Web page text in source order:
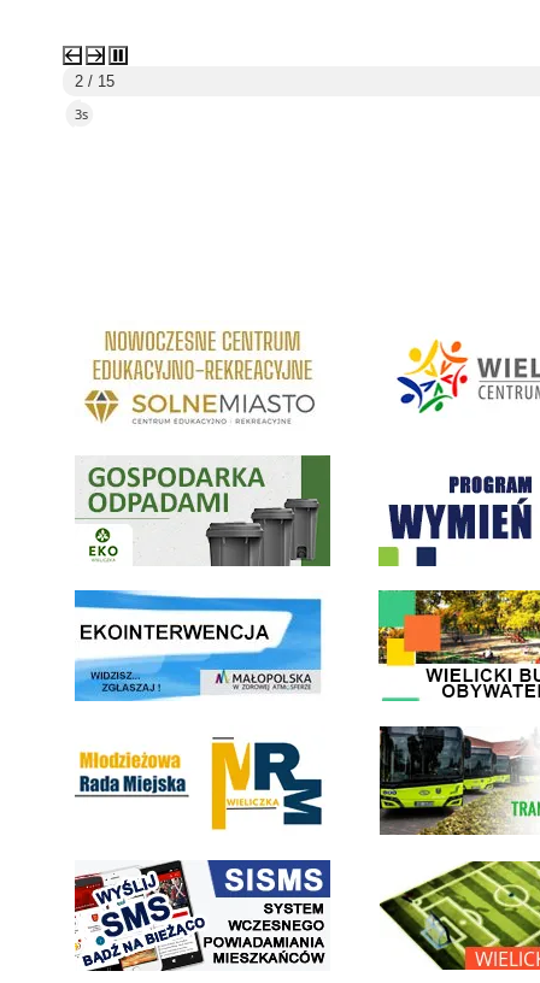
2 / 15
1s
link do strony Centrum Edukacyjno Rekreacyjne
Gospodarka odpadami na terenie Miasta i Gminy WieliczkaProgram "Czyste Powietrze"
link do strony ekointerwencja dot.- powietrza link do strony - Wielicki
link do strony Wielickiej
link do strony systemu wczesnego ostrzegania mieszkańców SISMS
link do opisu projektu